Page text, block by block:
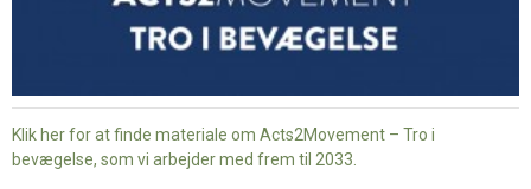
Klik her for at finde materiale om Acts2Movement – Tro i
bevægelse, som vi arbejder med frem til 2033.